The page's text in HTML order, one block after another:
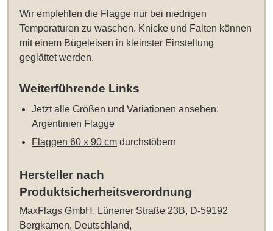
Wir empfehlen die Flagge nur bei niedrigen
Temperaturen zu waschen. Knicke und Falten können
mit einem Bügeleisen in kleinster Einstellung
geglättet werden.
Weiterführende Links
Jetzt alle Größen und Variationen ansehen:
Argentinien Flagge
Flaggen 60 x 90 cm durchstöbern
Hersteller nach
Produktsicherheitsverordnung
MaxFlags GmbH, Lünener Straße 23B, D-59192
Bergkamen, Deutschland,